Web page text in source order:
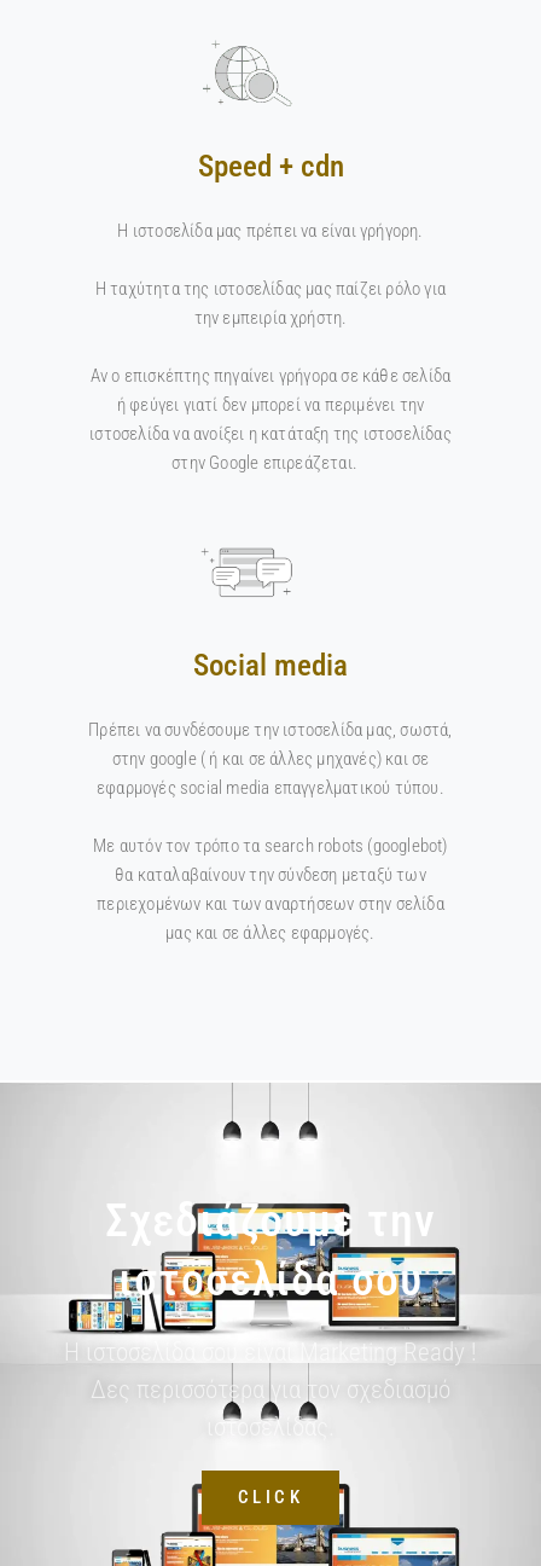
Speed + cdn
Η ιστοσελίδα μας πρέπει να είναι γρήγορη.
Η ταχύτητα της ιστοσελίδας μας παίζει ρόλο για
την εμπειρία χρήστη.
Aν ο επισκέπτης πηγαίνει γρήγορα σε κάθε σελίδα
ή φεύγει γιατί δεν μπορεί να περιμένει την
ιστοσελίδα να ανοίξει η κατάταξη της ιστοσελίδας
στην Google επιρεάζεται.
Social media
Πρέπει να συνδέσουμε την ιστοσελίδα μας, σωστά,
στην google ( ή και σε άλλες μηχανές) και σε
εφαρμογές social media επαγγελματικού τύπου.
Με αυτόν τον τρόπο τα search robots (googlebot)
θα καταλαβαίνουν την σύνδεση μεταξύ των
περιεχομένων και των αναρτήσεων στην σελίδα
μας και σε άλλες εφαρμογές.
Σχεδιάζουμε την
ιστοσελίδα σου
Η ιστοσελίδα σου είναι Marketing Ready !
Δες περισσότερα για τον σχεδιασμό
ιστοσελίδας.
CLICK